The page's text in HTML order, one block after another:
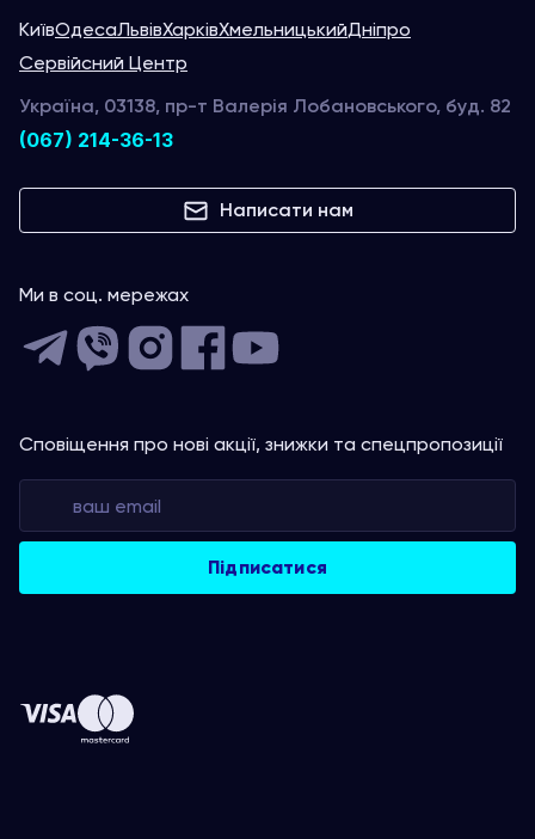
КиївОдесаЛьвівХарківХмельницькийДніпро
Сервійсний Центр
Україна, 03138, пр-т Валерія Лобановського, буд. 82
(067) 214-36-13
Написати нам
Ми в соц. мережах
Сповіщення про нові акції, знижки та спецпропозиції